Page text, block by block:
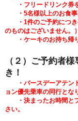
・フリードリンク券を
・5名様以上のお食
・1件のご予約につき
のものはございません。）
・ケーキのお持ち帰
（２）ご予約者
き！
・バースデーアテンド
ョン優先乗車の同行とな
・決まったお時間とプ
さい。